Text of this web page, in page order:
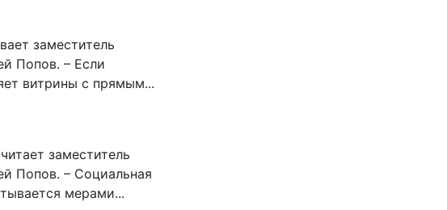
заместитель
Попов. – Если
витрины с прямым...
заместитель
Попов. – Социальная
мерами...